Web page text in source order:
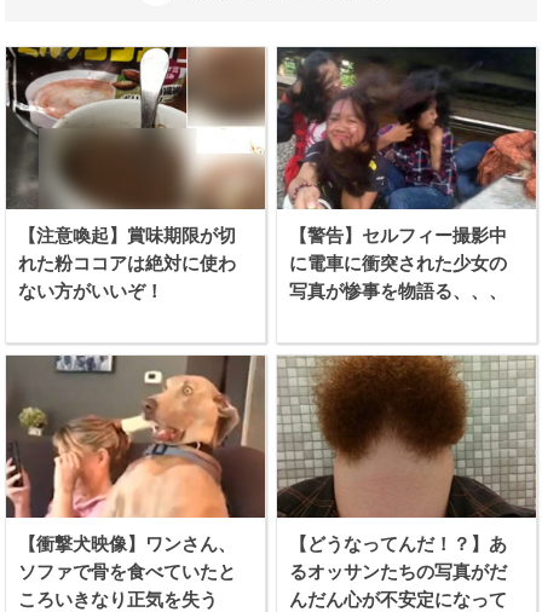
【注意喚起】賞味期限が切
れた粉ココアは絶対に使わ
ない方がいいぞ！
【警告】セルフィー撮影中
に電車に衝突された少女の
写真が惨事を物語る、、、
【衝撃犬映像】ワンさん、
ソファで骨を食べていたと
ころいきなり正気を失う
【どうなってんだ！？】あ
るオッサンたちの写真がだ
んだん心が不安定になって